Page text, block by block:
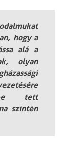
hogy a
alá a
olyan
e tett
szintén